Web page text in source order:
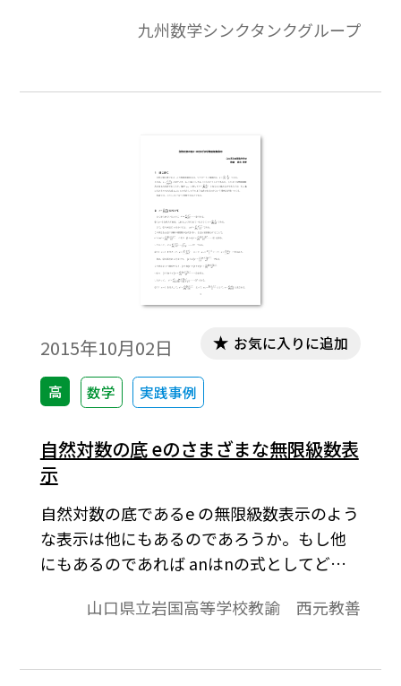
て，それぞれの考察を深めます。
九州数学シンクタンクグループ
2015年10月02日
高 数学 実践事例
お気に入りに追加
自然対数の底 eのさまざまな無限級数表
示
自然対数の底であるe の無限級数表示のよう
な表示は他にもあるのであろうか。もし他
にもあるのであれば anはnの式としてどの
くる。本稿では，このことについて考察す
式エディタ」で作成されています。ワード文
山口県立岩国高等学校教諭 西元教善